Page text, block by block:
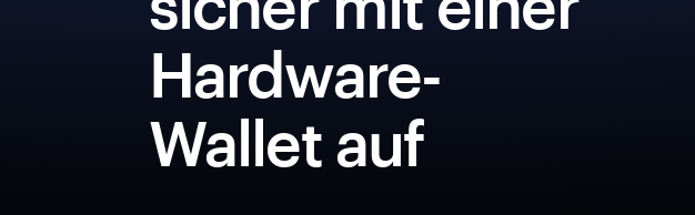
Hardware-
Wallet auf